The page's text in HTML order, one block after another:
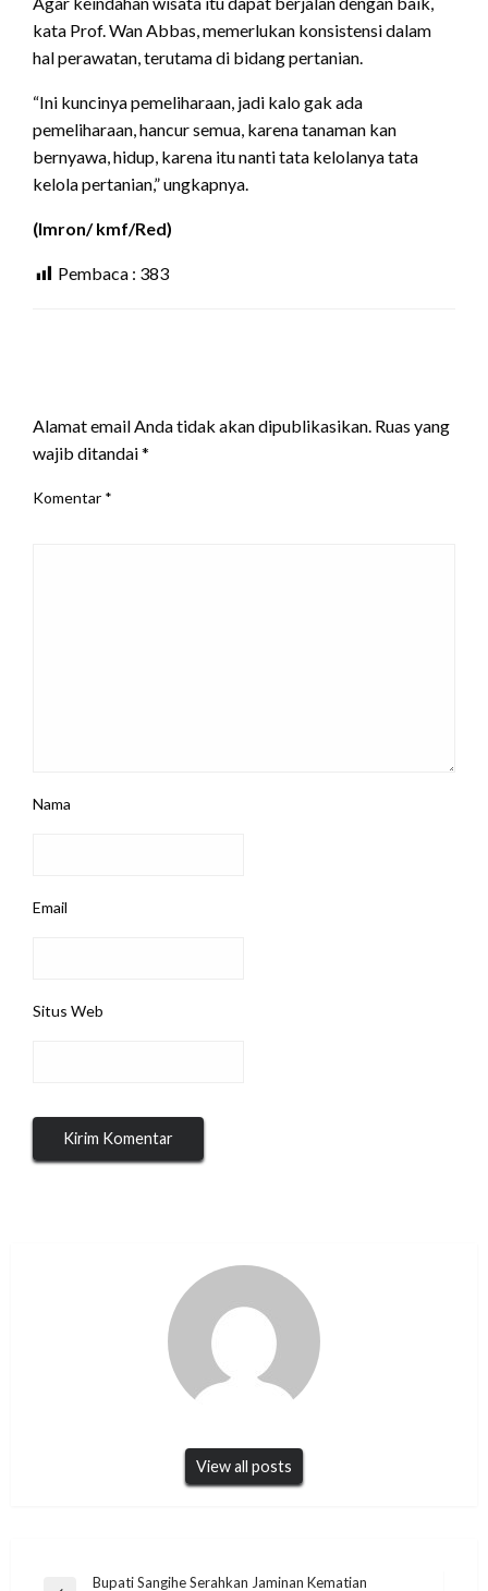
kata Prof. Wan Abbas, memerlukan konsistensi dalam
hal perawatan, terutama di bidang pertanian.
“Ini kuncinya pemeliharaan, jadi kalo gak ada
pemeliharaan, hancur semua, karena tanaman kan
bernyawa, hidup, karena itu nanti tata kelolanya tata
kelola pertanian,” ungkapnya.
(Imron/ kmf/Red)
Pembaca : 383
Alamat email Anda tidak akan dipublikasikan. Ruas yang
wajib ditandai*
Komentar *
Nama
Email
Situs Web
View all posts
Bupati Sangihe Serahkan Jaminan Kematian